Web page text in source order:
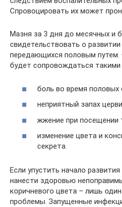
Спровоцировать их может
Мазня за 3 дня до месячных и
свидетельствовать о развитии
передающихся половым
будет сопровождаться такими
боль во время половых
неприятный запах
жжение при посещении
изменение цвета и
секрета.
Если упустить начало
нанести здоровью
коричневого цвета – лишь
проблемы. Запущенные